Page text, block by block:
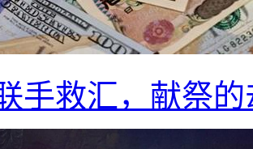
手救汇，献祭